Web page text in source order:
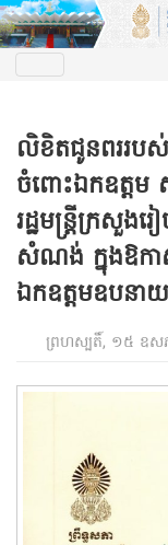
លិខិតជូនពររបស់
ចំពោះឯកឧត្តម
រដ្ឋមន្ត្រីក្រសួង
សំណង់ ក្នុងឱកា
ឯកឧត្តមឧបនាយ
ព្រហស្បតិ៍, ១៥ ឧស